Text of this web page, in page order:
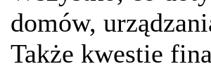
domów,
Także kwestie